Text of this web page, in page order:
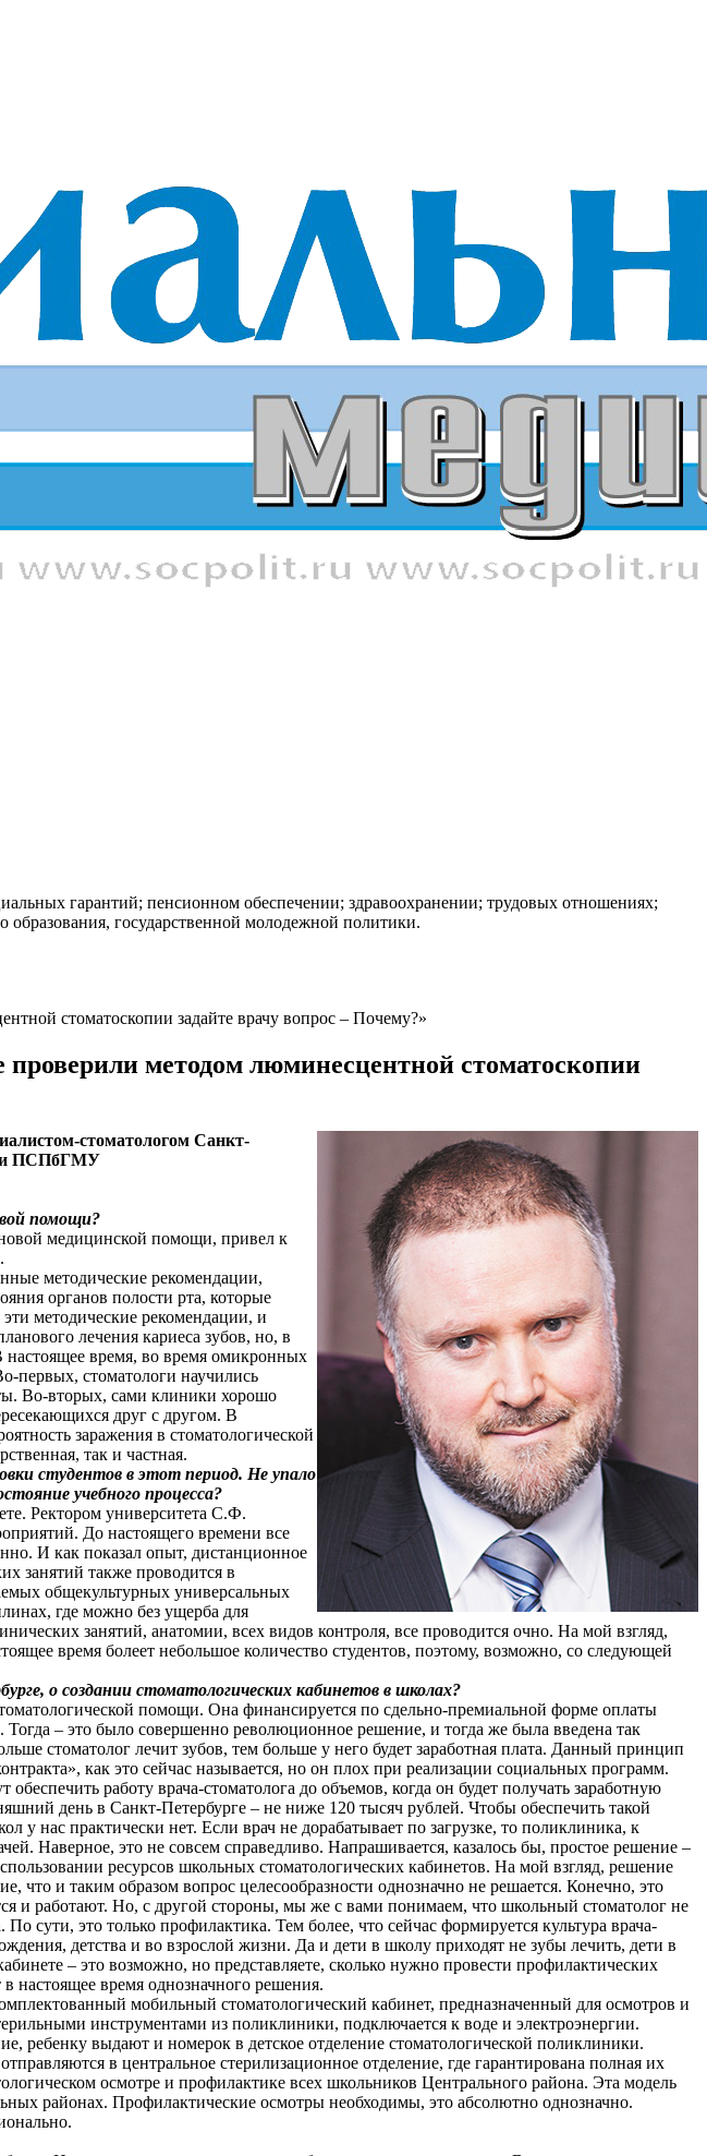
гарантий; пенсионном обеспечении; здравоохранении; трудовых отношениях;
государственной молодежной политики.
стоматоскопии задайте врачу вопрос – Почему?»
методом люминесцентной стоматоскопии
стоматологом Санкт-
ПСПбГМУ
помощи?
медицинской помощи, привел к
методические рекомендации,
органов полости рта, которые
методические рекомендации, и
лечения кариеса зубов, но, в
время, во время омикронных
первых, стоматологи научились
Во-вторых, сами клиники хорошо
друг с другом. В
заражения в стоматологической
так и частная.
студентов в этот период. Не упало
учебного процесса?
Ректором университета С.Ф.
До настоящего времени все
И как показал опыт, дистанционное
занятий также проводится в
общекультурных универсальных
где можно без ущерба для
занятий, анатомии, всех видов контроля, все проводится очно. На мой взгляд,
время болеет небольшое количество студентов, поэтому, возможно, со следующей
о создании стоматологических кабинетов в школах?
помощи. Она финансируется по сдельно-премиальной форме оплаты
– это было совершенно революционное решение, и тогда же была введена так
стоматолог лечит зубов, тем больше у него будет заработная плата. Данный принцип
как это сейчас называется, но он плох при реализации социальных программ.
работу врача-стоматолога до объемов, когда он будет получать заработную
день в Санкт-Петербурге – не ниже 120 тысяч рублей. Чтобы обеспечить такой
у нас практически нет. Если врач не дорабатывает по загрузке, то поликлиника, к
Наверное, это не совсем справедливо. Напрашивается, казалось бы, простое решение –
ресурсов школьных стоматологических кабинетов. На мой взгляд, решение
что и таким образом вопрос целесообразности однозначно не решается. Конечно, это
и работают. Но, с другой стороны, мы же с вами понимаем, что школьный стоматолог не
сути, это только профилактика. Тем более, что сейчас формируется культура врача-
детства и во взрослой жизни. Да и дети в школу приходят не зубы лечить, дети в
– это возможно, но представляете, сколько нужно провести профилактических
настоящее время однозначного решения.
мобильный стоматологический кабинет, предназначенный для осмотров и
инструментами из поликлиники, подключается к воде и электроэнергии.
ребенку выдают и номерок в детское отделение стоматологической поликлиники.
в центральное стерилизационное отделение, где гарантирована полная их
осмотре и профилактике всех школьников Центрального района. Эта модель
районах. Профилактические осмотры необходимы, это абсолютно однозначно.